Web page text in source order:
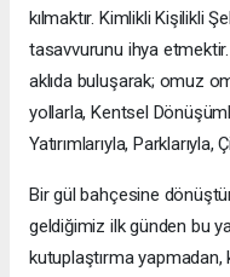
kılmaktır. Kimlikli Kişilikli
tasavvurunu ihya
aklıda buluşarak; omuz
yollarla, Kentsel
Yatırımlarıyla, Parklarıyla,
Bir gül bahçesine
geldiğimiz ilk günden bu
kutuplaştırma yapmadan,